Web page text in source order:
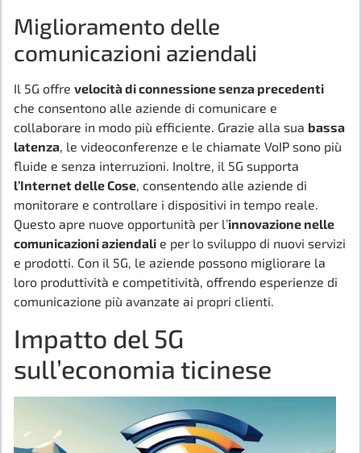
Miglioramento delle
comunicazioni aziendali
Il 5G offre velocità di connessione senza precedenti
che consentono alle aziende di comunicare e
collaborare in modo più efficiente. Grazie alla sua bassa
latenza , le videoconferenze e le chiamate VoIP sono più
fluide e senza interruzioni. Inoltre, il 5G supporta
l’Internet delle Cose , consentendo alle aziende di
monitorare e controllare i dispositivi in tempo reale.
Questo apre nuove opportunità per l’innovazione nelle
comunicazioni aziendali e per lo sviluppo di nuovi servizi
e prodotti. Con il 5G, le aziende possono migliorare la
loro produttività e competitività, offrendo esperienze di
comunicazione più avanzate ai propri clienti.
Impatto del 5G
sull’economia ticinese